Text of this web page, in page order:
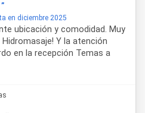
viajes de placer como
época del año.
en diciembre 2025
ubicación y comodidad. Muy
Y la atención
en la recepción Temas a